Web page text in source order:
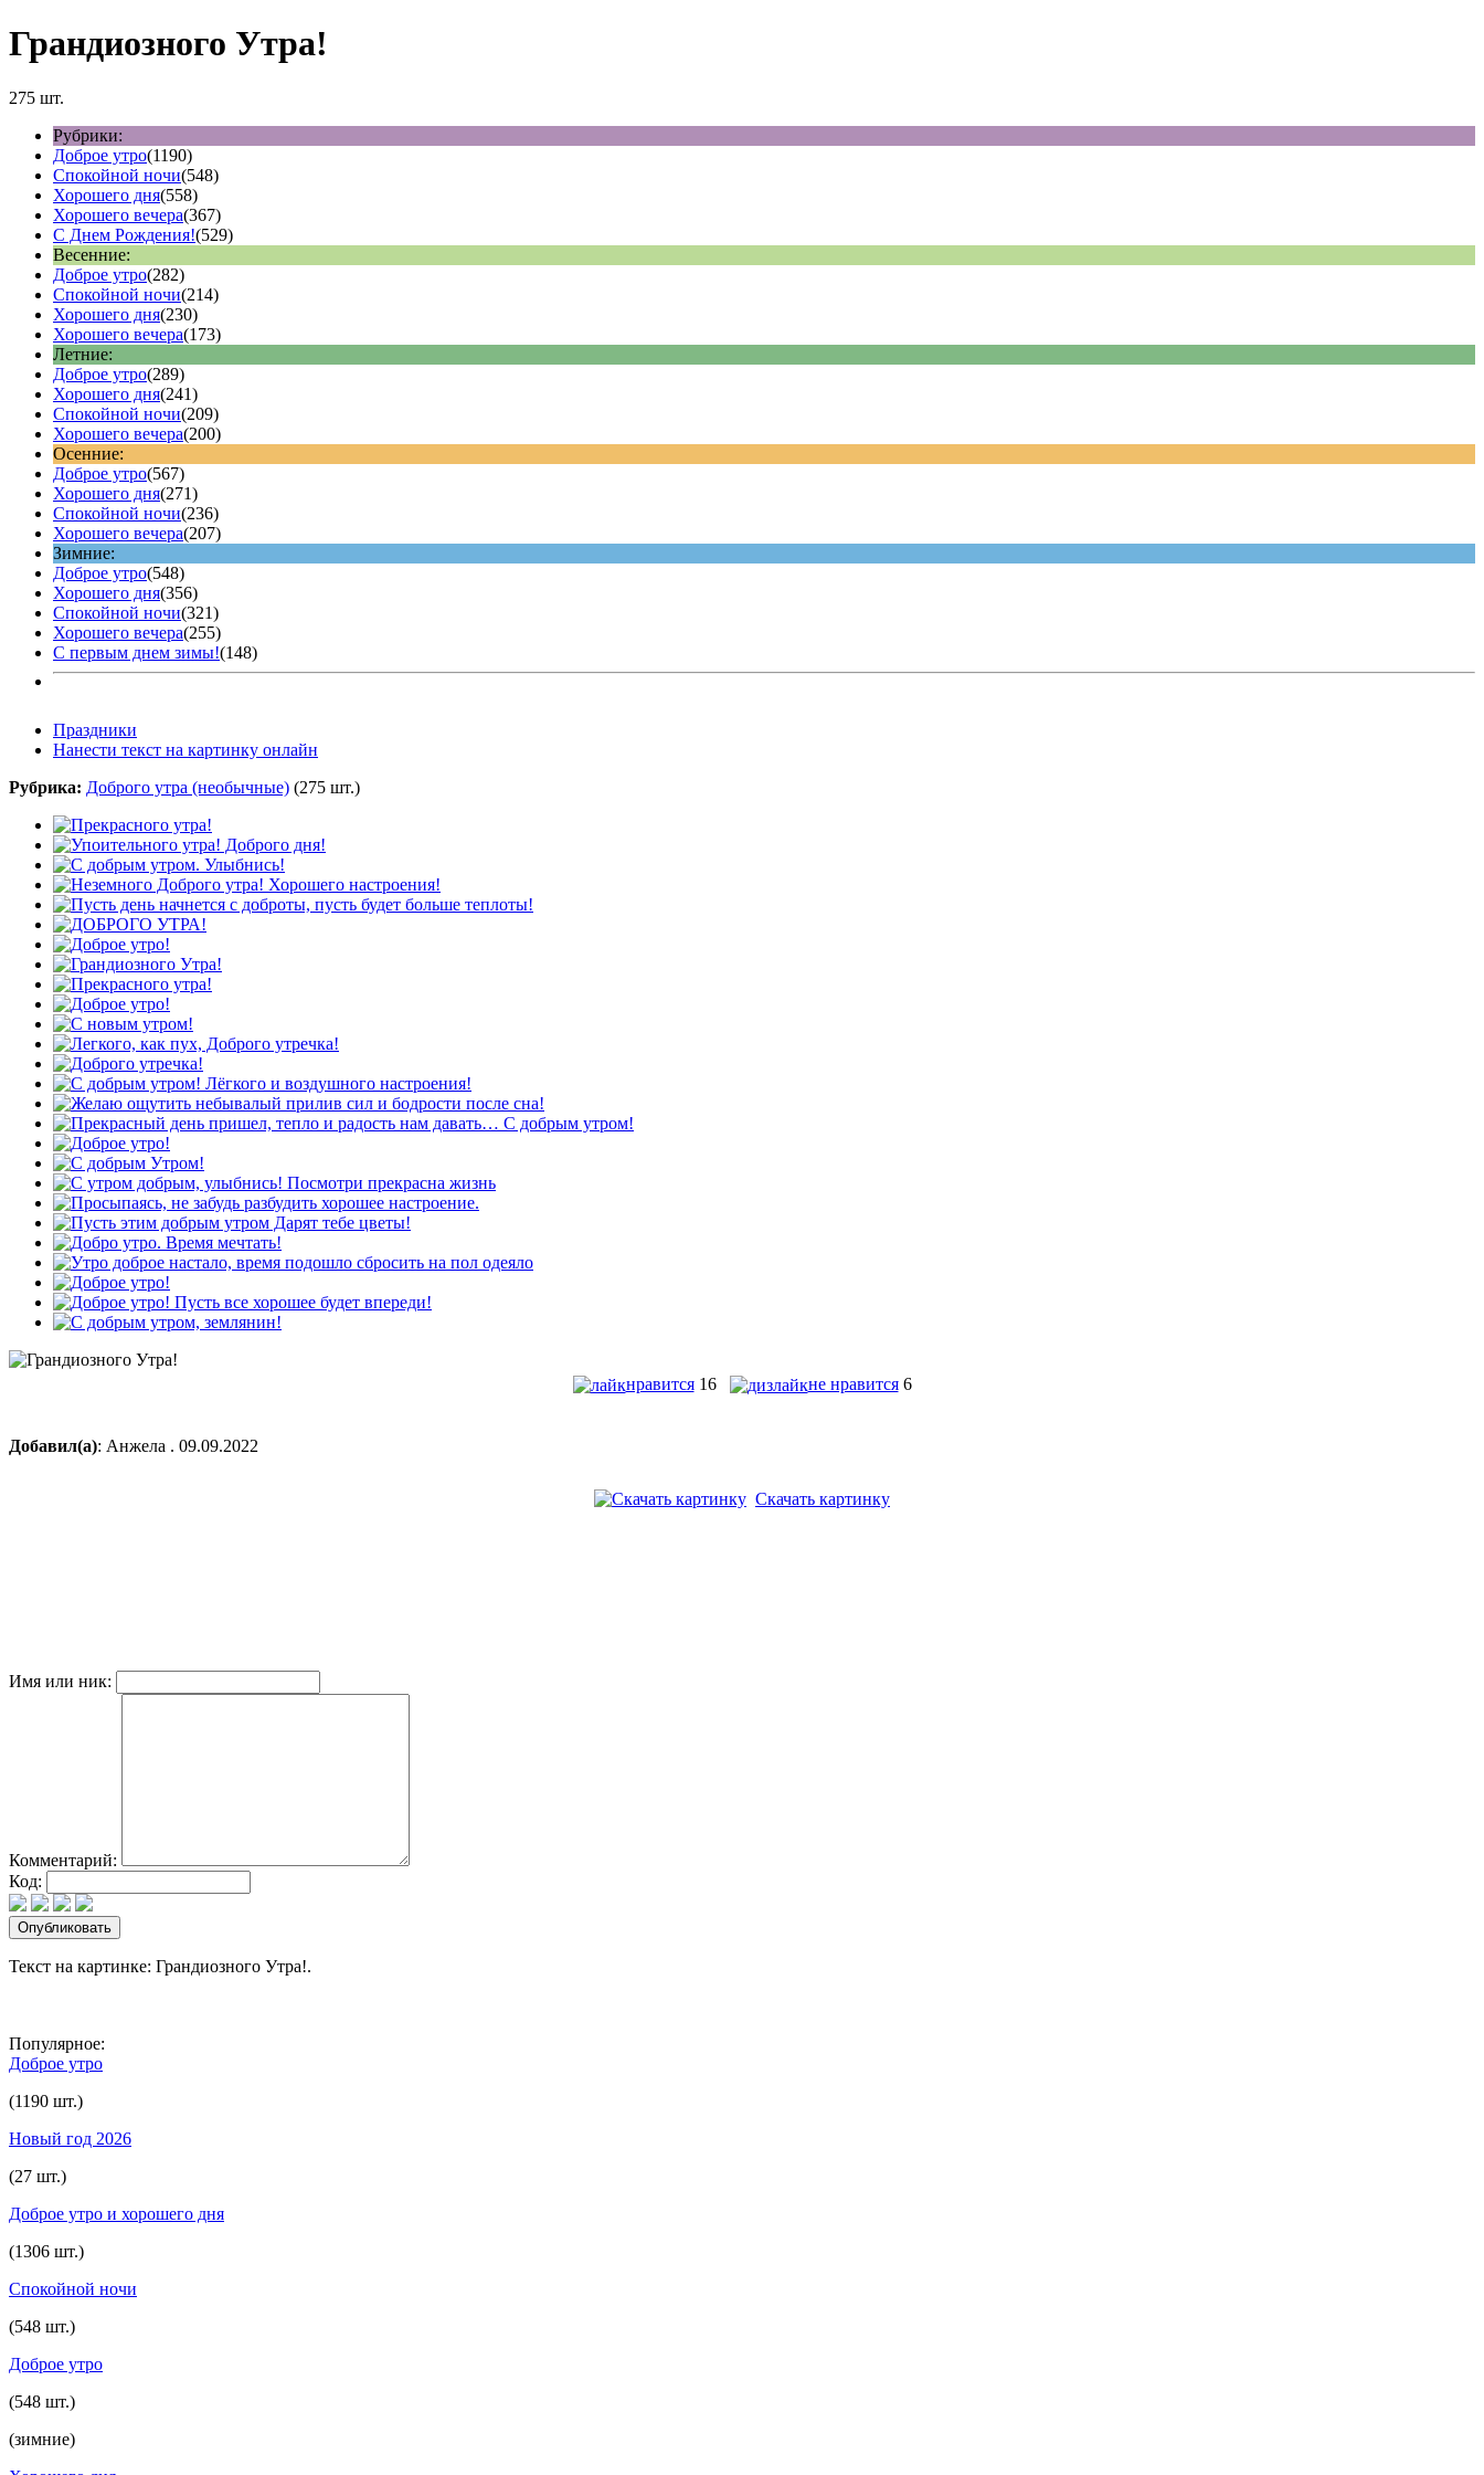
Грандиозного Утра!
275 шт.
Рубрики:
Доброе утро(1190)
Спокойной ночи(548)
Хорошего дня(558)
Хорошего вечера(367)
С Днем Рождения!(529)
Весенние:
Доброе утро(282)
Спокойной ночи(214)
Хорошего дня(230)
Хорошего вечера(173)
Летние:
Доброе утро(289)
Хорошего дня(241)
Спокойной ночи(209)
Хорошего вечера(200)
Осенние:
Доброе утро(567)
Хорошего дня(271)
Спокойной ночи(236)
Хорошего вечера(207)
Зимние:
Доброе утро(548)
Хорошего дня(356)
Спокойной ночи(321)
Хорошего вечера(255)
С первым днем зимы!(148)
Праздники
Нанести текст на картинку онлайн
Рубрика: Доброго утра (необычные) (275 шт.)
нравится 16 не нравится 6
Добавил(а): Анжела . 09.09.2022
Скачать картинку
Имя или ник:
Комментарий:
Код:
Текст на картинке: Грандиозного Утра!.
Популярное:
Доброе утро
(1190 шт.)
Новый год 2026
(27 шт.)
Доброе утро и хорошего дня
(1306 шт.)
Спокойной ночи
(548 шт.)
Доброе утро
(548 шт.)
(зимние)